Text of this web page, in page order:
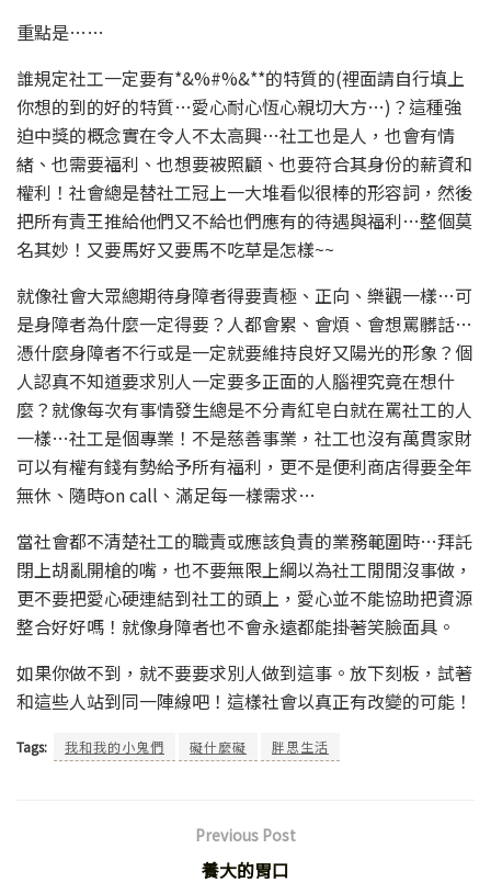
重點是……
誰規定社工一定要有*&%#%&**的特質的(裡面請自行填上
你想的到的好的特質…愛心耐心恆心親切大方…)？這種強
迫中獎的概念實在令人不太高興…社工也是人，也會有情
緒、也需要福利、也想要被照顧、也要符合其身份的薪資和
權利！社會總是替社工冠上一大堆看似很棒的形容詞，然後
把所有責王推給他們又不給也們應有的待遇與福利…整個莫
名其妙！又要馬好又要馬不吃草是怎樣~~
就像社會大眾總期待身障者得要責極、正向、樂觀一樣…可
是身障者為什麼一定得要？人都會累、會煩、會想罵髒話…
憑什麼身障者不行或是一定就要維持良好又陽光的形象？個
人認真不知道要求別人一定要多正面的人腦裡究竟在想什
麼？就像每次有事情發生總是不分青紅皂白就在罵社工的人
一樣…社工是個專業！不是慈善事業，社工也沒有萬貫家財
可以有權有錢有勢給予所有福利，更不是便利商店得要全年
無休、隨時on call、滿足每一樣需求…
當社會都不清楚社工的職責或應該負責的業務範圍時…拜託
閉上胡亂開槍的嘴，也不要無限上綱以為社工閒閒沒事做，
更不要把愛心硬連結到社工的頭上，愛心並不能協助把資源
整合好好嗎！就像身障者也不會永遠都能掛著笑臉面具。
如果你做不到，就不要要求別人做到這事。放下刻板，試著
和這些人站到同一陣線吧！這樣社會以真正有改變的可能！
Tags: 我和我的小鬼們 礙什麼礙 胖思生活
Previous Post
養大的胃口